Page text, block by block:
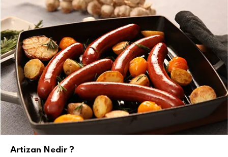
Artizan Nedir ?